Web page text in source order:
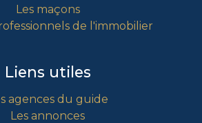
Les maçons
de l'immobilier
Liens utiles
agences du guide
Les annonces